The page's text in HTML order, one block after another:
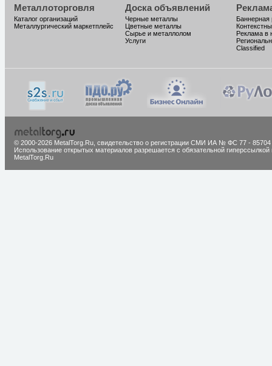
Металлоторговля
Каталог организаций
Металлургический маркетплейс
Доска объявлений
Черные металлы
Цветные металлы
Сырье и металлолом
Услуги
Баннерная
Реклама в
Classified
© 2000-2026 MetalTorg.Ru, cвидетельство о регистрации СМИ ИА № ФС 77 - 85704
Использование открытых материалов разрешается с обязательной гиперссылкой
MetalTorg.Ru